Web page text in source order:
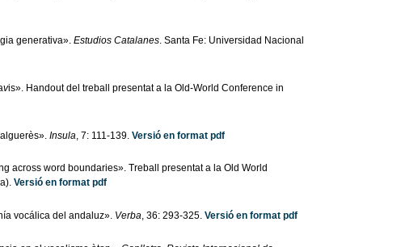
generativa». Estudios Catalanes. Santa Fe: Universidad Nacional
vis». Handout del treball presentat a la Old-World Conference in
Insula , 7: 111-139. Versió en format pdf
across word boundaries». Treball presentat a la Old World
Versió en format pdf
vocálica del andaluz». Verba, 36: 293-325. Versió en format pdf